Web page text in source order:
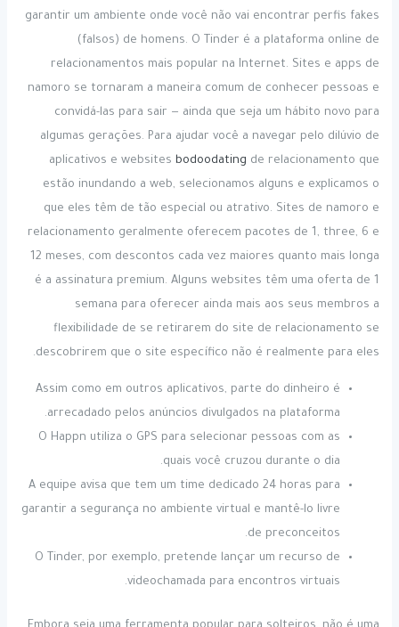
garantir um ambiente onde você não vai encontrar perfis fakes
(falsos) de homens. O Tinder é a plataforma online de
relacionamentos mais popular na Internet. Sites e apps de
namoro se tornaram a maneira comum de conhecer pessoas e
convidá-las para sair — ainda que seja um hábito novo para
algumas gerações. Para ajudar você a navegar pelo dilúvio de
aplicativos e websites bodoodating de relacionamento que
estão inundando a web, selecionamos alguns e explicamos o
que eles têm de tão especial ou atrativo. Sites de namoro e
relacionamento geralmente oferecem pacotes de 1, three, 6 e
12 meses, com descontos cada vez maiores quanto mais longa
é a assinatura premium. Alguns websites têm uma oferta de 1
semana para oferecer ainda mais aos seus membros a
flexibilidade de se retirarem do site de relacionamento se
descobrirem que o site específico não é realmente para eles.
Assim como em outros aplicativos, parte do dinheiro é
arrecadado pelos anúncios divulgados na plataforma.
O Happn utiliza o GPS para selecionar pessoas com as
quais você cruzou durante o dia.
A equipe avisa que tem um time dedicado 24 horas para
garantir a segurança no ambiente virtual e mantê-lo livre
de preconceitos.
O Tinder, por exemplo, pretende lançar um recurso de
videochamada para encontros virtuais.